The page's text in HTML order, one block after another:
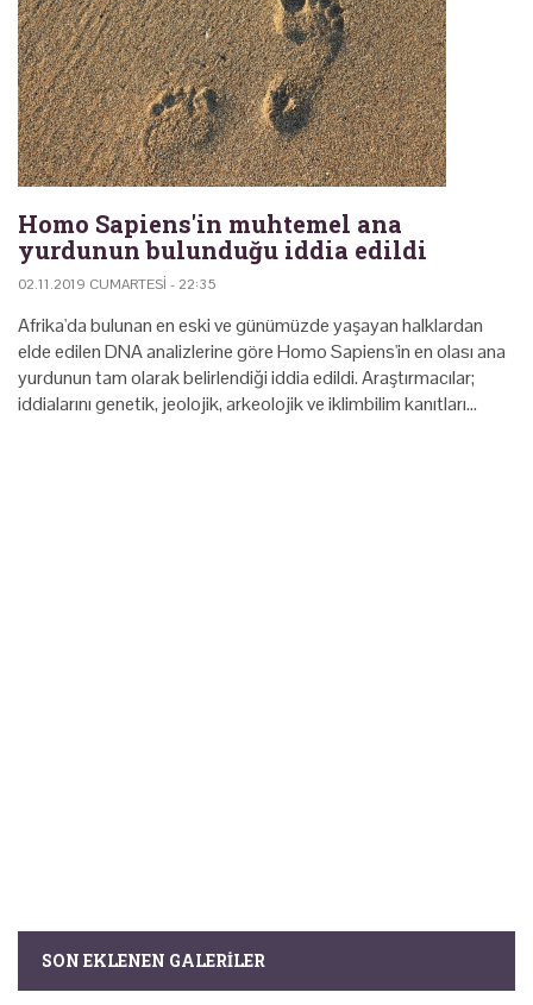
Homo Sapiens'in muhtemel ana
yurdunun bulunduğu iddia edildi
02.11.2019 CUMARTESI - 22:35
Afrika'da bulunan en eski ve günümüzde yaşayan halklardan
elde edilen DNA analizlerine göre Homo Sapiens'in en olası ana
yurdunun tam olarak belirlendiği iddia edildi. Araştırmacılar;
iddialarını genetik, jeolojik, arkeolojik ve iklimbilim kanıtları…
SON EKLENEN GALERILER